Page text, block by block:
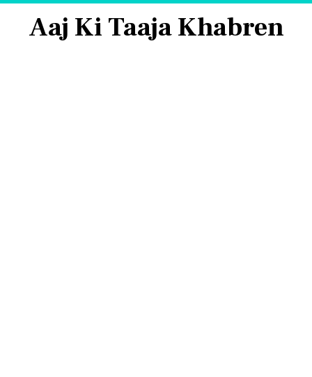
Aaj Ki Taaja Khabren